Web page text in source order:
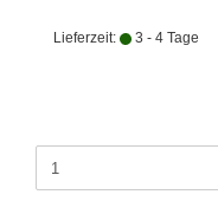
Lieferzeit: 3 - 4 Tage